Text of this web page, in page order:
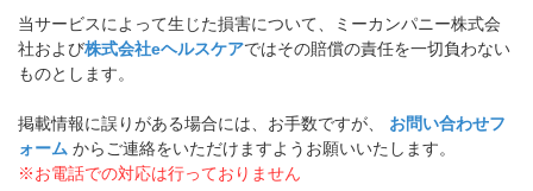
当サービスによって生じた損害について、ミーカンパニー株式会
社および株式会社eヘルスケアではその賠償の責任を一切負わない
ものとします。
掲載情報に誤りがある場合には、お手数ですが、 お問い合わせフ
ォーム からご連絡をいただけますようお願いいたします。
※お電話での対応は行っておりません